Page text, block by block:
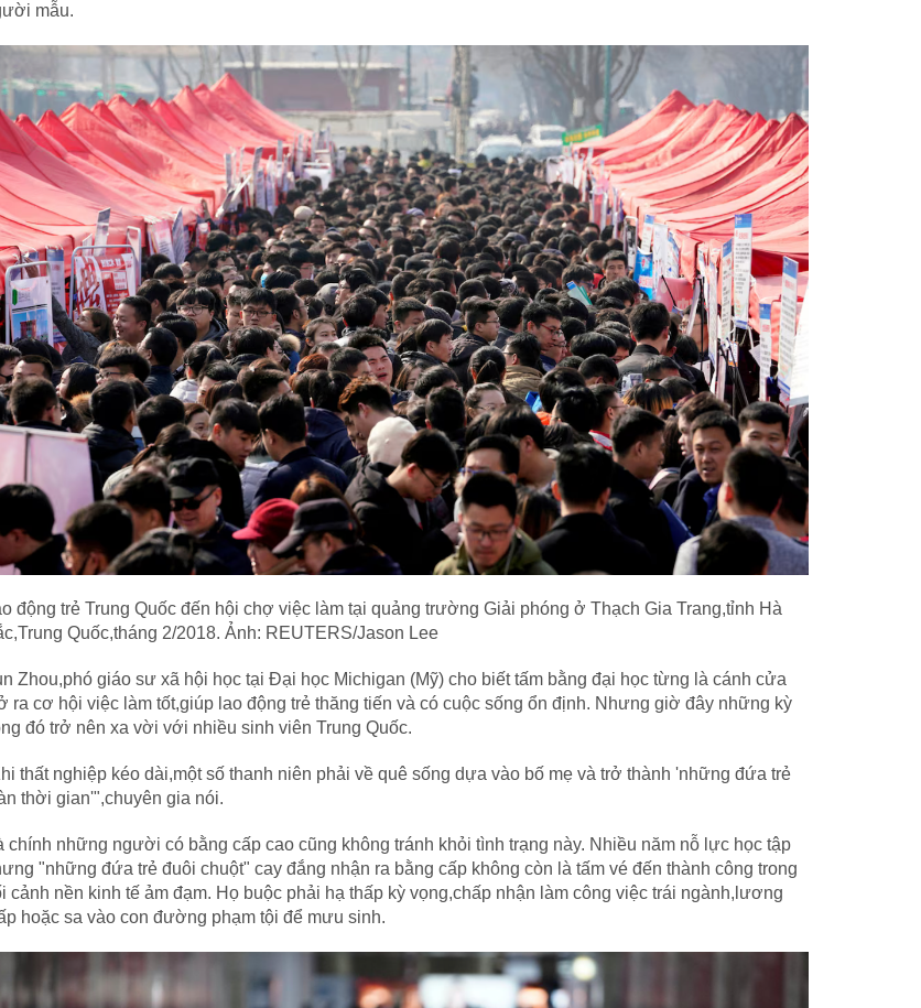
mẫu.
động trẻ Trung Quốc đến hội chợ việc làm tại quảng trường Giải phóng ở Thạch Gia Trang,tỉnh Hà
Quốc,tháng 2/2018. Ảnh: REUTERS/Jason Lee
Zhou,phó giáo sư xã hội học tại Đại học Michigan (Mỹ) cho biết tấm bằng đại học từng là cánh cửa
ra cơ hội việc làm tốt,giúp lao động trẻ thăng tiến và có cuộc sống ổn định. Nhưng giờ đây những kỳ
đó trở nên xa vời với nhiều sinh viên Trung Quốc.
thất nghiệp kéo dài,một số thanh niên phải về quê sống dựa vào bố mẹ và trở thành 'những đứa trẻ
thời gian'",chuyên gia nói.
chính những người có bằng cấp cao cũng không tránh khỏi tình trạng này. Nhiều năm nỗ lực học tập
"những đứa trẻ đuôi chuột" cay đắng nhận ra bằng cấp không còn là tấm vé đến thành công trong
cảnh nền kinh tế ảm đạm. Họ buộc phải hạ thấp kỳ vọng,chấp nhận làm công việc trái ngành,lương
hoặc sa vào con đường phạm tội để mưu sinh.